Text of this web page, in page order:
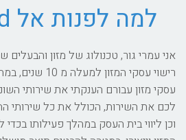
למה לפנות אל BioFood?
רישוי עסקי
עסקי מזון עבורם הענקתי את שירותי
לכם את השירות, הכולל את כל שירותי
וכן ליווי בית העסק במהלך פעילותו